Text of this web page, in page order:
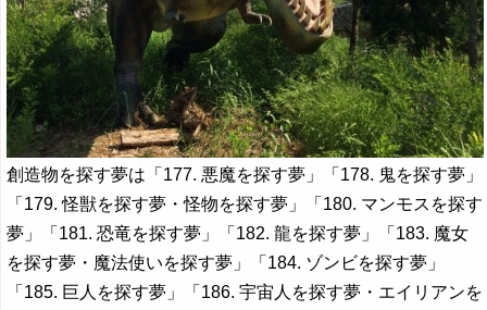
創造物を探す夢は「177. 悪魔を探す夢」「178. 鬼を探す夢」
「179. 怪獣を探す夢・怪物を探す夢」「180. マンモスを探す
夢」「181. 恐竜を探す夢」「182. 龍を探す夢」「183. 魔女
を探す夢・魔法使いを探す夢」「184. ゾンビを探す夢」
「185. 巨人を探す夢」「186. 宇宙人を探す夢・エイリアンを